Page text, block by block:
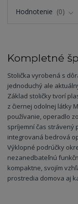
Hodnotenie
0
Kompletné
Stolička vyrobená s
jednoduchý ale
Základ stoličky tvorí
z čiernej odolnej látky
používanie, operadlo
spríjemní čas strávený
integrovaná bedrová
Výklopné podrúčky
nezanedbateľnú
kompaktne, svojím
prostredia domova aj